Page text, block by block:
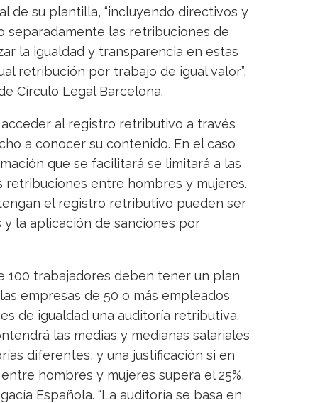
de su plantilla, “incluyendo directivos y
separadamente las retribuciones de
la igualdad y transparencia en estas
retribución por trabajo de igual valor”,
Círculo Legal Barcelona.
al registro retributivo a través
a conocer su contenido. En el caso
que se facilitará se limitará a las
entre hombres y mujeres.
el registro retributivo pueden ser
la aplicación de sanciones por
100 trabajadores deben tener un plan
empresas de 50 o más empleados
de igualdad una auditoría retributiva.
las medias y medianas salariales
diferentes, y una justificación si en
hombres y mujeres supera el 25%,
Española. “La auditoría se basa en